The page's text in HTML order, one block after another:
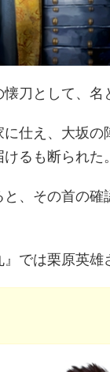
刀として、名
仕え、大坂の
るも断られた。
、その首の確
では栗原英雄